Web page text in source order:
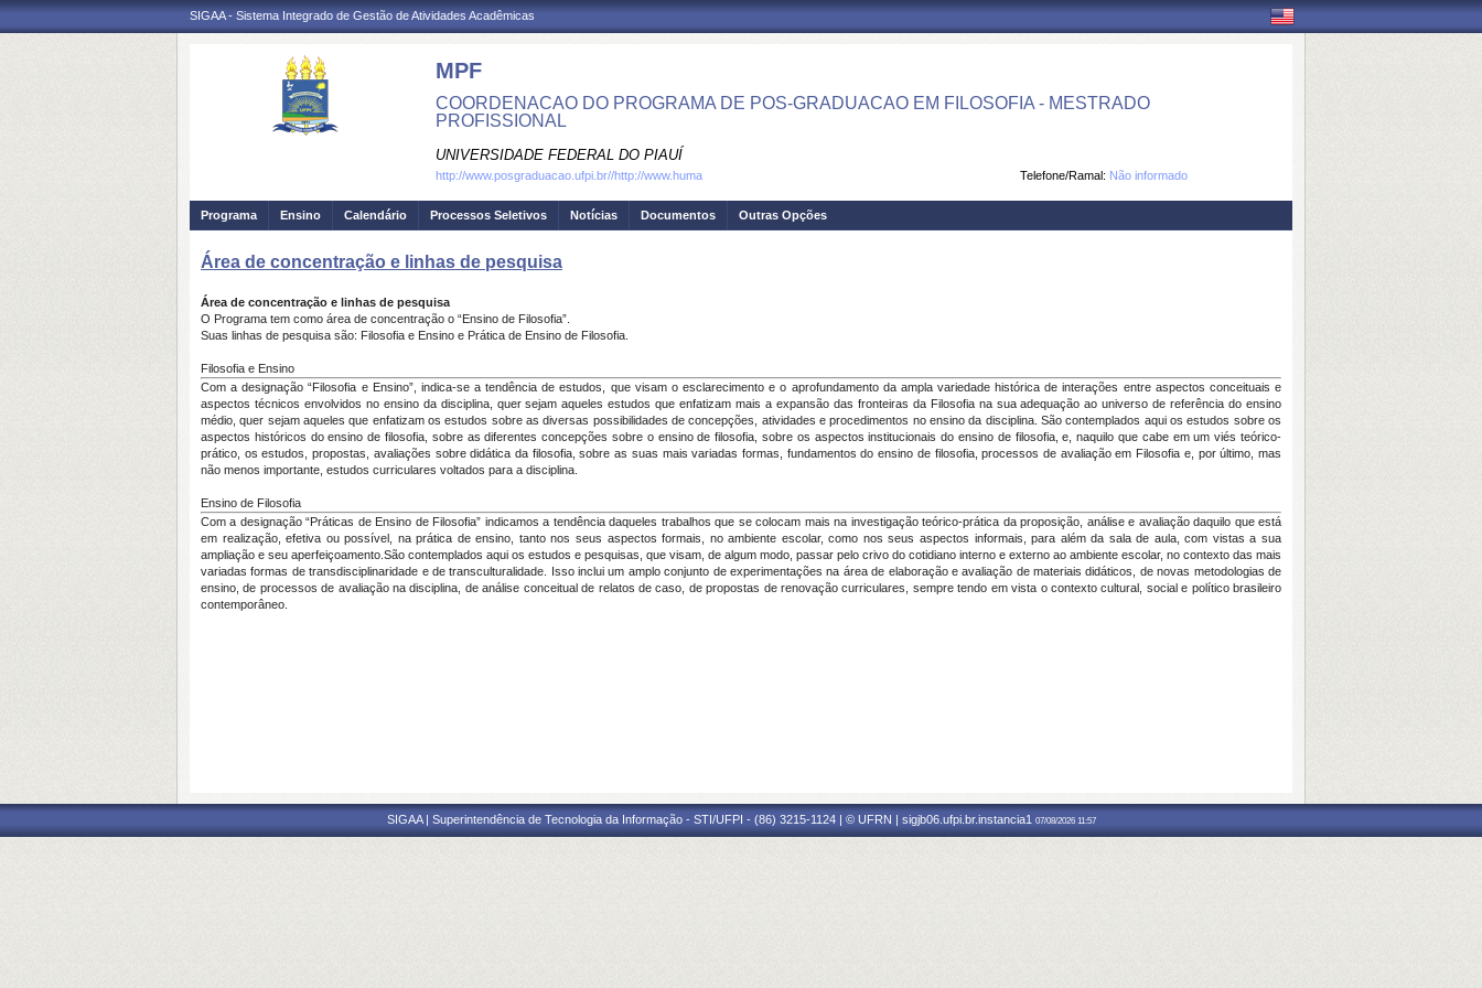
SIGAA - Sistema Integrado de Gestão de Atividades Acadêmicas
MPF
COORDENACAO DO PROGRAMA DE POS-GRADUACAO EM FILOSOFIA - MESTRADO
PROFISSIONAL
UNIVERSIDADE FEDERAL DO PIAUÍ
Telefone/Ramal: Não informado
http://www.posgraduacao.ufpi.br//http://www.huma
Programa Ensino Calendário Processos Seletivos Notícias Documentos Outras Opções
Área de concentração e linhas de pesquisa
Área de concentração e linhas de pesquisa
O Programa tem como área de concentração o “Ensino de Filosofia”.
Suas linhas de pesquisa são: Filosofia e Ensino e Prática de Ensino de Filosofia.
Filosofia e Ensino
Com a designação “Filosofia e Ensino”, indica-se a tendência de estudos, que visam o esclarecimento e o aprofundamento da ampla variedade histórica de interações entre aspectos conceituais e
aspectos técnicos envolvidos no ensino da disciplina, quer sejam aqueles estudos que enfatizam mais a expansão das fronteiras da Filosofia na sua adequação ao universo de referência do ensino
médio, quer sejam aqueles que enfatizam os estudos sobre as diversas possibilidades de concepções, atividades e procedimentos no ensino da disciplina. São contemplados aqui os estudos sobre os
aspectos históricos do ensino de filosofia, sobre as diferentes concepções sobre o ensino de filosofia, sobre os aspectos institucionais do ensino de filosofia, e, naquilo que cabe em um viés teórico-
prático, os estudos, propostas, avaliações sobre didática da filosofia, sobre as suas mais variadas formas, fundamentos do ensino de filosofia, processos de avaliação em Filosofia e, por último, mas
não menos importante, estudos curriculares voltados para a disciplina.
Ensino de Filosofia
Com a designação “Práticas de Ensino de Filosofia” indicamos a tendência daqueles trabalhos que se colocam mais na investigação teórico-prática da proposição, análise e avaliação daquilo que está
em realização, efetiva ou possível, na prática de ensino, tanto nos seus aspectos formais, no ambiente escolar, como nos seus aspectos informais, para além da sala de aula, com vistas a sua
ampliação e seu aperfeiçoamento.São contemplados aqui os estudos e pesquisas, que visam, de algum modo, passar pelo crivo do cotidiano interno e externo ao ambiente escolar, no contexto das mais
variadas formas de transdisciplinaridade e de transculturalidade. Isso inclui um amplo conjunto de experimentações na área de elaboração e avaliação de materiais didáticos, de novas metodologias de
ensino, de processos de avaliação na disciplina, de análise conceitual de relatos de caso, de propostas de renovação curriculares, sempre tendo em vista o contexto cultural, social e político brasileiro
contemporâneo.
SIGAA | Superintendência de Tecnologia da Informação - STI/UFPI - (86) 3215-1124 | © UFRN | sigjb06.ufpi.br.instancia1 07/08/2026 11:57